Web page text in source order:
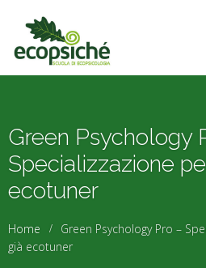
Green Psychology
Specializzazione
ecotuner
Home
Green Psychology Pro –
già ecotuner